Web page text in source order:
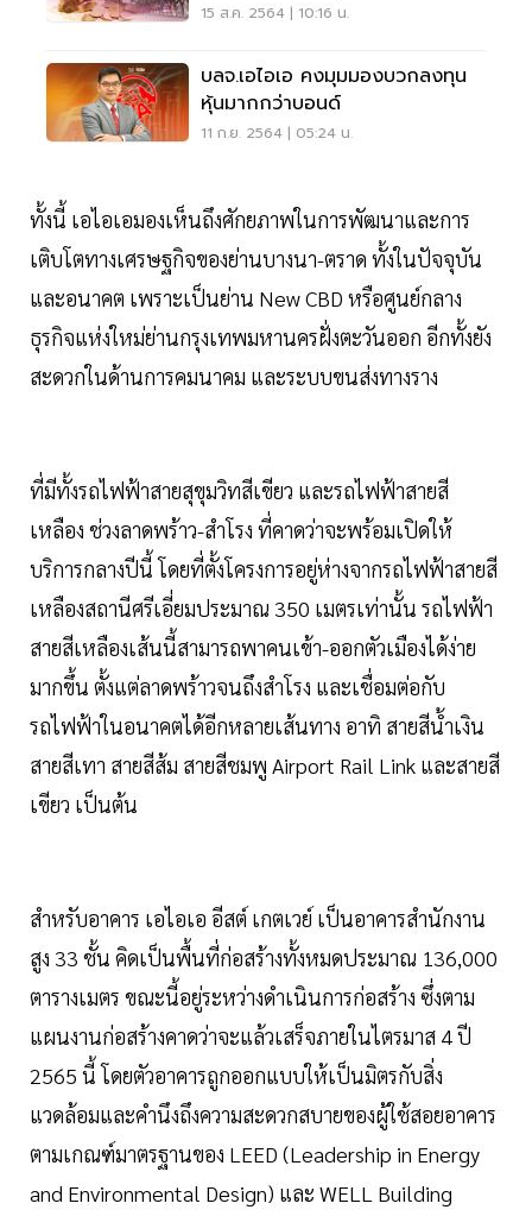
15 ส.ค. 2564 | 10:16 น.
บลจ.เอไอเอ คงมุมมองบวกลงทุน
หุ้นมากกว่าบอนด์
11 ก.ย. 2564 | 05:24 น.
ทั้งนี้ เอไอเอมองเห็นถึงศักยภาพในการพัฒนาและการ
เติบโตทางเศรษฐกิจของย่านบางนา-ตราด ทั้งในปัจจุบัน
และอนาคต เพราะเป็นย่าน New CBD หรือศูนย์กลาง
ธุรกิจแห่งใหม่ย่านกรุงเทพมหานครฝั่งตะวันออก อีกทั้งยัง
สะดวกในด้านการคมนาคม และระบบขนส่งทางราง
ที่มีทั้งรถไฟฟ้าสายสุขุมวิทสีเขียว และรถไฟฟ้าสายสี
เหลือง ช่วงลาดพร้าว-สำโรง ที่คาดว่าจะพร้อมเปิดให้
บริการกลางปีนี้ โดยที่ตั้งโครงการอยู่ห่างจากรถไฟฟ้าสายสี
เหลืองสถานีศรีเอี่ยมประมาณ 350 เมตรเท่านั้น รถไฟฟ้า
สายสีเหลืองเส้นนี้สามารถพาคนเข้า-ออกตัวเมืองได้ง่าย
มากขึ้น ตั้งแต่ลาดพร้าวจนถึงสำโรง และเชื่อมต่อกับ
รถไฟฟ้าในอนาคตได้อีกหลายเส้นทาง อาทิ สายสีน้ำเงิน
สายสีเทา สายสีส้ม สายสีชมพู Airport Rail Link และสายสี
เขียว เป็นต้น
สำหรับอาคาร เอไอเอ อีสต์ เกตเวย์ เป็นอาคารสำนักงาน
สูง 33 ชั้น คิดเป็นพื้นที่ก่อสร้างทั้งหมดประมาณ 136,000
ตารางเมตร ขณะนี้อยู่ระหว่างดำเนินการก่อสร้าง ซึ่งตาม
แผนงานก่อสร้างคาดว่าจะแล้วเสร็จภายในไตรมาส 4 ปี
2565 นี้ โดยตัวอาคารถูกออกแบบให้เป็นมิตรกับสิ่ง
แวดล้อมและคำนึงถึงความสะดวกสบายของผู้ใช้สอยอาคาร
ตามเกณฑ์มาตรฐานของ LEED (Leadership in Energy
and Environmental Design) และ WELL Building